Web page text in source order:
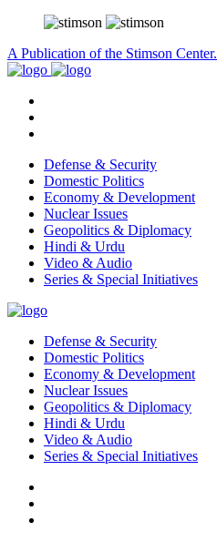
A Publication of the Stimson Center.
Defense & Security
Domestic Politics
Economy & Development
Nuclear Issues
Geopolitics & Diplomacy
Hindi & Urdu
Video & Audio
Series & Special Initiatives
Defense & Security
Domestic Politics
Economy & Development
Nuclear Issues
Geopolitics & Diplomacy
Hindi & Urdu
Video & Audio
Series & Special Initiatives